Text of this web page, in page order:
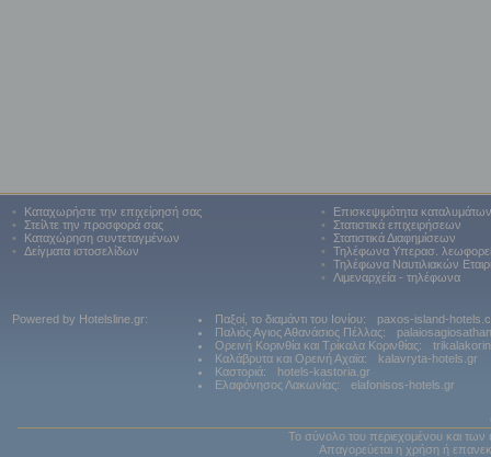
•
Καταχωρήστε την επιχείρησή σας
•
Στείλτε την προσφορά σας
•
Καταχώρηση συντεταγμένων
•
Δείγματα ιστοσελίδων
•
Επισκεψιμότητα καταλυμάτων
•
Στατιστικά επιχειρήσεων
•
Στατιστικά Διαφημίσεων
•
Τηλέφωνα Υπερασ.
•
Τηλέφωνα Ναυτιλιακών
•
Λιμεναρχεία - τηλέφωνα
Powered by Hotelsline.gr: Παξοί, το διαμάντι του Ιονίου:
paxos-island-
Παλιός Αγιος Αθανάσιος Πέλλας:
Ορεινή Κορινθία και Τρίκαλα Κορινθίας:
Καλάβρυτα και Ορεινή Αχαϊα:
kalavryta-hotels.gr
Καστοριά:
hotels-kastoria.gr
Ελαφόνησος Λακωνίας:
elafonisos-hotels.gr
Το σύνολο του περιεχομένου και των
Απαγορεύεται η χρήση ή